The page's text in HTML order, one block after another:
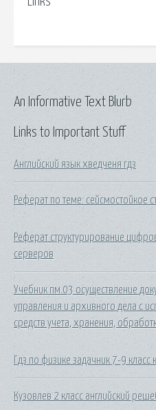
Links to Important Stuff
Английский язык хведченя гдз
Реферат по теме: сейсмостойкое
Реферат структурирование
серверов
Учебник пм.03 осуществление
управления и архивного дела с
средств учета, хранения,
Гдз по физике задачник 7-9 класс
Кузовлев 2 класс английский
An Informative Text Blurb